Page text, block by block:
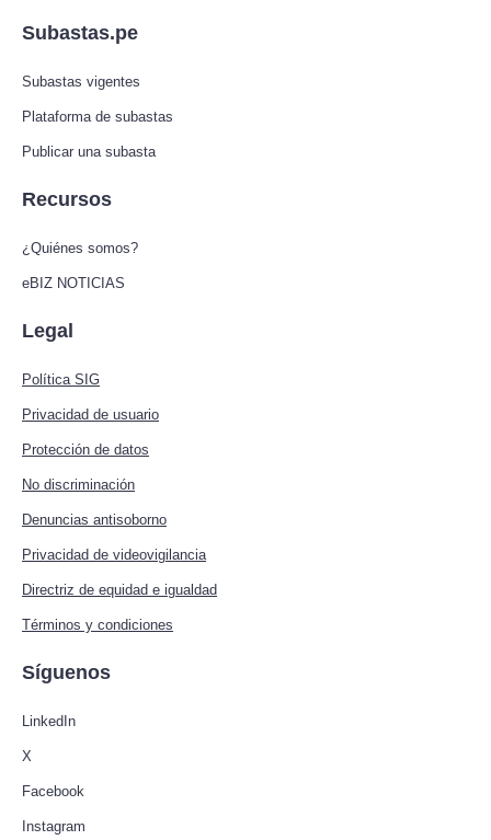
Subastas.pe
Subastas vigentes
Plataforma de subastas
Publicar una subasta
Recursos
¿Quiénes somos?
eBIZ NOTICIAS
Legal
Política SIG
Privacidad de usuario
Protección de datos
No discriminación
Denuncias antisoborno
Privacidad de videovigilancia
Directriz de equidad e igualdad
Términos y condiciones
Síguenos
LinkedIn
X
Facebook
Instagram